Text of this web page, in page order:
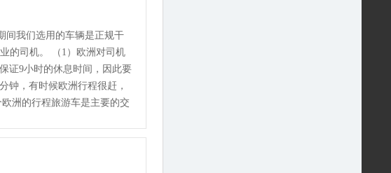
间我们选用的车辆是正规干
的司机。 （1）欧洲对司机
证9小时的休息时间，因此要
钟，有时候欧洲行程很赶，
洲的行程旅游车是主要的交